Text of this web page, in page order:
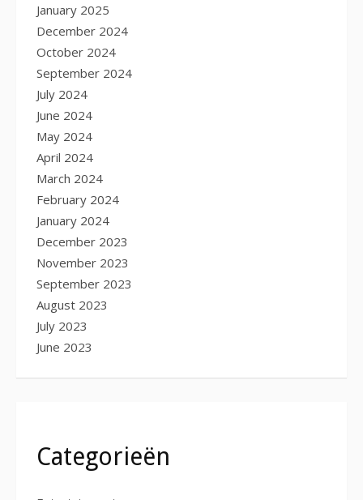
January 2025
December 2024
October 2024
September 2024
July 2024
June 2024
May 2024
April 2024
March 2024
February 2024
January 2024
December 2023
November 2023
September 2023
August 2023
July 2023
June 2023
Categorieën